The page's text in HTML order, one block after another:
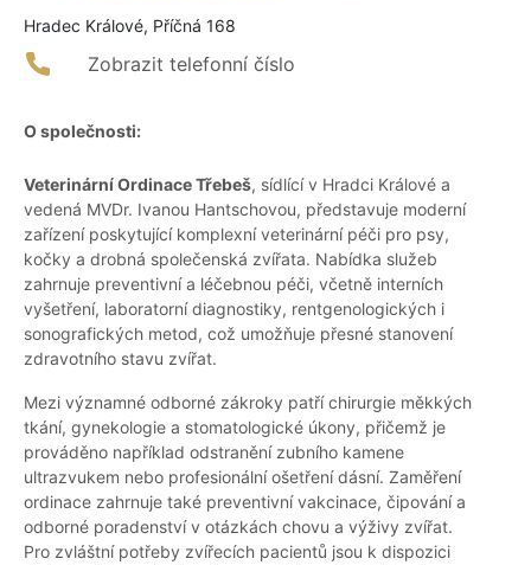
Hradec Králové, Příčná 168
Zobrazit telefonní číslo
O společnosti:
Veterinární Ordinace Třebeš, sídlící v Hradci Králové a
vedená MVDr. Ivanou Hantschovou, představuje moderní
zařízení poskytující komplexní veterinární péči pro psy,
kočky a drobná společenská zvířata. Nabídka služeb
zahrnuje preventivní a léčebnou péči, včetně interních
vyšetření, laboratorní diagnostiky, rentgenologických i
sonografických metod, což umožňuje přesné stanovení
zdravotního stavu zvířat.
Mezi významné odborné zákroky patří chirurgie měkkých
tkání, gynekologie a stomatologické úkony, přičemž je
prováděno například odstranění zubního kamene
ultrazvukem nebo profesionální ošetření dásní. Zaměření
ordinace zahrnuje také preventivní vakcinace, čipování a
odborné poradenství v otázkách chovu a výživy zvířat.
Pro zvláštní potřeby zvířecích pacientů jsou k dispozici